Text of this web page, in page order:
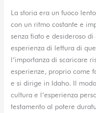
La storia era un fuoco
con un ritmo costante e
senza fiato e desideroso
esperienza di lettura di
l’importanza di scaricare
esperienze, proprio come
e si dirige in Idaho. Il
cultura e l’esperienza
testamento al potere